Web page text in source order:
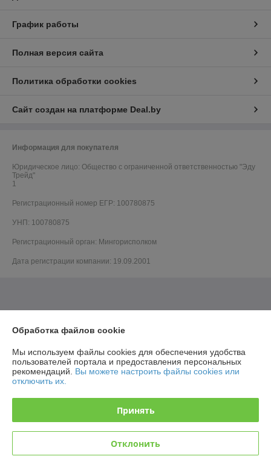
График работы
Полная версия сайта
Политика обработки cookies
Сайт создан на платформе Deal.by
Информация для покупателя
Юридическое лицо: Общество с ограниченной ответственностью "Эду
Трейд"
1
Регистрационный номер ЕГР: 100780875
УНП: 100780875
Регистрационный орган: Мингорисполком
Дата регистрации компании: 19.09.2001
Обработка файлов cookie
Мы используем файлы cookies для обеспечения удобства
пользователей портала и предоставления персональных
рекомендаций. Вы можете настроить файлы cookies или
отключить их.
Принять
Отклонить